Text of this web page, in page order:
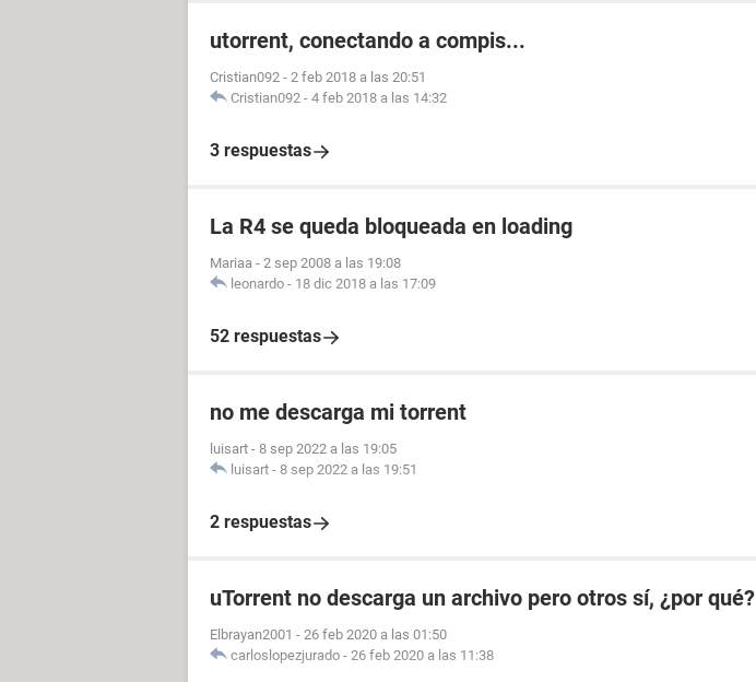
utorrent, conectando a compis...
Cristian092 - 2 feb 2018 a las 20:51
Cristian092 - 4 feb 2018 a las 14:32
3 respuestas
La R4 se queda bloqueada en loading
Mariaa - 2 sep 2008 a las 19:08
leonardo - 18 dic 2018 a las 17:09
52 respuestas
no me descarga mi torrent
luisart - 8 sep 2022 a las 19:05
luisart - 8 sep 2022 a las 19:51
2 respuestas
uTorrent no descarga un archivo pero otros sí, ¿por qué?
Elbrayan2001 - 26 feb 2020 a las 01:50
carloslopezjurado - 26 feb 2020 a las 11:38